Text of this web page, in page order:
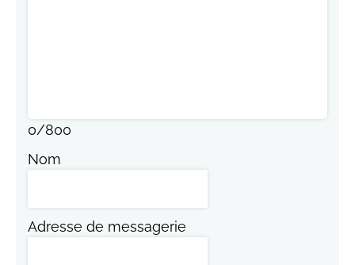
0/800
Nom
Adresse de messagerie